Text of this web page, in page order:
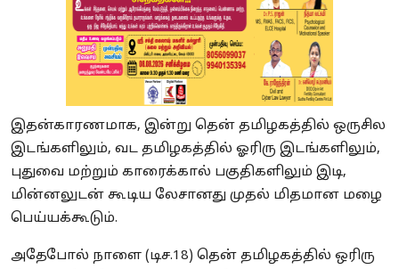
இதன்காரணமாக, இன்று தென் தமிழகத்தில் ஒருசில
இடங்களிலும், வட தமிழகத்தில் ஓரிரு இடங்களிலும்,
புதுவை மற்றும் காரைக்கால் பகுதிகளிலும் இடி,
மின்னலுடன் கூடிய லேசானது முதல் மிதமான மழை
பெய்யக்கூடும்.
அதேபோல் நாளை (டிச.18) தென் தமிழகத்தில் ஒரிரு